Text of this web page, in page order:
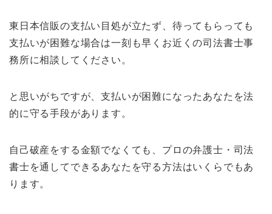
東日本信販の支払い目処が立たず、待ってもらっても
支払いが困難な場合は一刻も早くお近くの司法書士事
務所に相談してください。
と思いがちですが、支払いが困難になったあなたを法
的に守る手段があります。
自己破産をする金額でなくても、プロの弁護士・司法
書士を通してできるあなたを守る方法はいくらでもあ
ります。